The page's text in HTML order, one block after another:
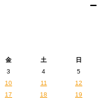
金 土
日
3 4
5
10 11
12
17 18
19